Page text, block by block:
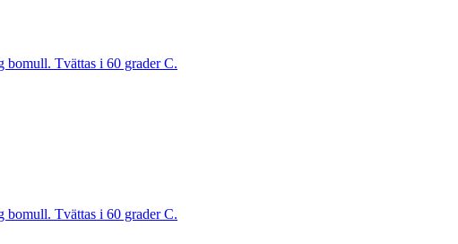
bomull. Tvättas i 60 grader C.
bomull. Tvättas i 60 grader C.